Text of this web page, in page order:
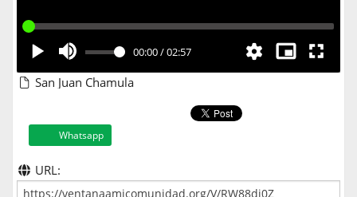
00:00/02:57
San Juan Chamula
Whatsapp
URL: